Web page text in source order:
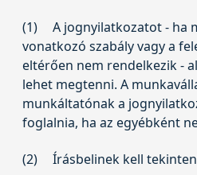
(1)
A jognyilatkozatot - ha
vonatkozó szabály vagy a
eltérően nem rendelkezik -
lehet megtenni. A
munkáltatónak a
foglalnia, ha az egyébként
(2) Írásbelinek kell